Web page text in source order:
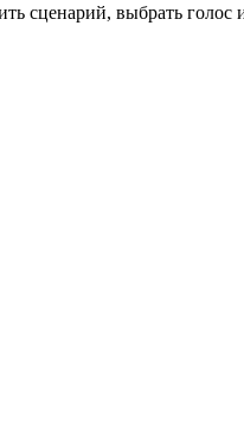
сценарий, выбрать